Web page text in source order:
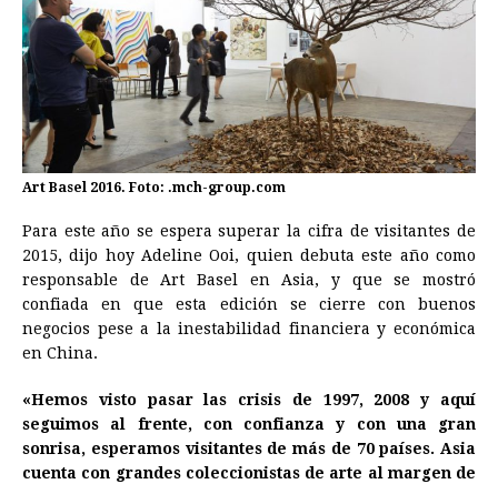
Art Basel 2016. Foto: .mch-group.com
Para este año se espera superar la cifra de visitantes de
2015, dijo hoy Adeline Ooi, quien debuta este año como
responsable de Art Basel en Asia, y que se mostró
confiada en que esta edición se cierre con buenos
negocios pese a la inestabilidad financiera y económica
en China.
«Hemos visto pasar las crisis de 1997, 2008 y aquí
seguimos al frente, con confianza y con una gran
sonrisa, esperamos visitantes de más de 70 países. Asia
cuenta con grandes coleccionistas de arte al margen de